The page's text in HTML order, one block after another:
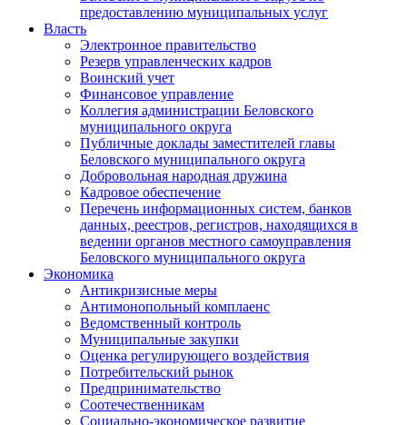
предоставлению муниципальных услуг
Власть
Электронное правительство
Резерв управленческих кадров
Воинский учет
Финансовое управление
Коллегия администрации Беловского
муниципального округа
Публичные доклады заместителей главы
Беловского муниципального округа
Добровольная народная дружина
Кадровое обеспечение
Перечень информационных систем, банков
данных, реестров, регистров, находящихся в
ведении органов местного самоуправления
Беловского муниципального округа
Экономика
Антикризисные меры
Антимонопольный комплаенс
Ведомственный контроль
Муниципальные закупки
Оценка регулирующего воздействия
Потребительский рынок
Предпринимательство
Соотечественникам
Социально-экономическое развитие